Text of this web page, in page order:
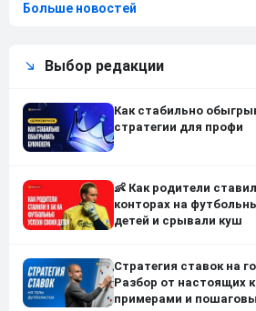
Больше новостей
Выбор редакции
Как стабильно
стратегии для профи
👶 Как родители
конторах на
детей и срывали куш
Стратегия ставок на
Разбор от настоящих
примерами и